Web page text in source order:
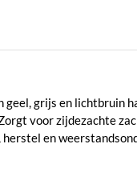
grijs en lichtbruin
voor zijdezachte
en